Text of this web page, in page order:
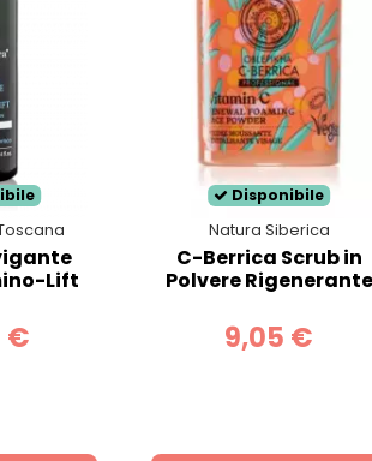
Lift
€
Disponibile
Natura Siberica
C-Berrica Scrub in
Polvere Rigenerante
9,05 €